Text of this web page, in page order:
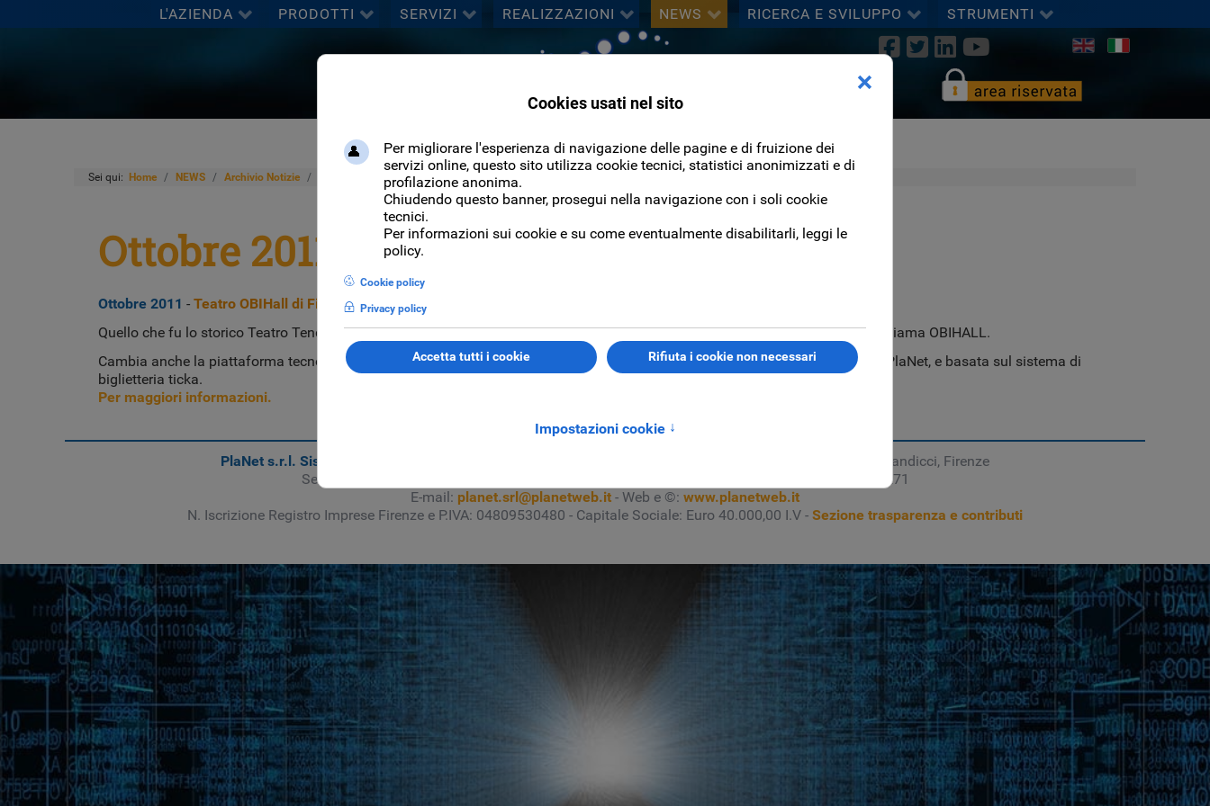
L'AZIENDA PRODOTTI SERVIZI REALIZZAZIONI NEWS RICERCA E SVILUPPO
STRUMENTI
Seleziona la tua lingua
CERCA
Sei qui: Home NEWS Archivio Notizie Ottobre 2011 - Teatro OBIHall di Firenze
Ottobre 2011 - Teatro OBIHall di Firenze
Ottobre 2011 - Teatro OBIHall di Firenze
Quello che fu lo storico Teatro Tenda e consciuto, più di recente, come Saschhall, dal primo ottobre 2011 cambia nome e si chiama OBIHALL.
Cambia anche la piattaforma tecnologica per la gestione del sito internet, degli eventi e della vendita on-line, realizzata dalla PlaNet, e basata sul sistema di
biglietteria ticka.
Per maggiori informazioni.
PlaNet s.r.l. Sistemi Informatici
- Consulenza informatica, realizzazione Siti Web e sviluppo software a Scandicci, Firenze
Sede legale ed operativa: Via Giorgio Ambrosoli, 39 - 50018 Scandicci (FI) Tel. +39 055 7350271
E-mail: planet.srl@planetweb.it - Web e ©: www.planetweb.it
N. Iscrizione Registro Imprese Firenze e P.IVA: 04809530480 - Capitale Sociale: Euro 40.000,00 I.V - Sezione trasparenza e contributi